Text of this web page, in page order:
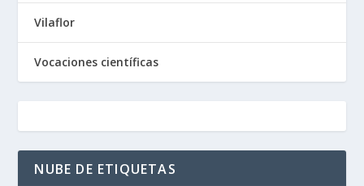
Vilaflor
Vocaciones científicas
NUBE DE ETIQUETAS